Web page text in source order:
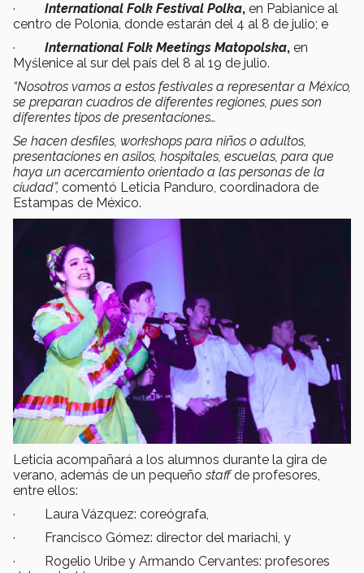
· International Folk Festival Polka, en Pabianice al
centro de Polonia, donde estarán del 4 al 8 de julio; e
· International Folk Meetings Matopolska, en
Myślenice al sur del país del 8 al 19 de julio.
“Nosotros vamos a estos festivales a representar a México,
se preparan cuadros de diferentes regiones, pues son
diferentes tipos de presentaciones…
Se hacen desfiles, workshops para niños o adultos,
presentaciones en asilos, hospitales, escuelas, para que
haya un acercamiento orientado a las personas de la
ciudad”, comentó Leticia Panduro, coordinadora de
Estampas de México.
Leticia acompañará a los alumnos durante la gira de
verano, además de un pequeñostaffde profesores,
entre ellos:
· Laura Vázquez: coreógrafa,
· Francisco Gómez: director del mariachi, y
· Rogelio Uribe y Armando Cervantes: profesores